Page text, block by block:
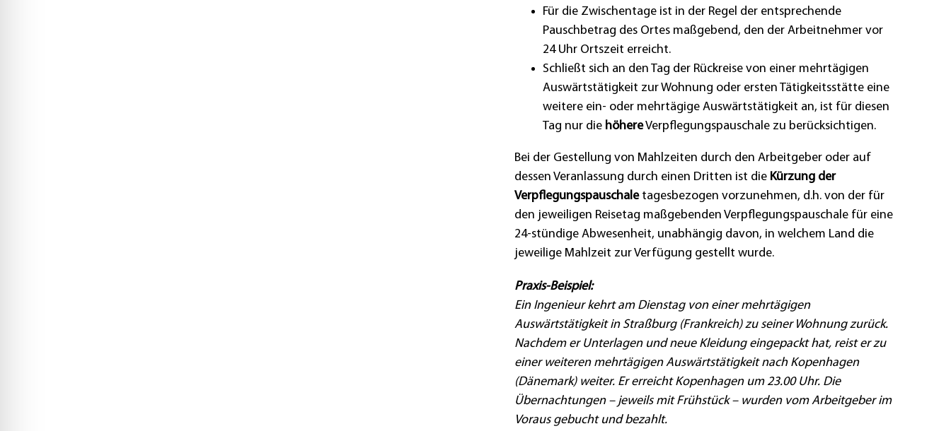
Für die Zwischentage ist in der Regel der entsprechende
Pauschbetrag des Ortes maßgebend, den der Arbeitnehmer vor
24 Uhr Ortszeit erreicht.
Schließt sich an den Tag der Rückreise von einer mehrtägigen
Auswärtstätigkeit zur Wohnung oder ersten Tätigkeitsstätte eine
weitere ein- oder mehrtägige Auswärtstätigkeit an, ist für diesen
Tag nur die höhereVerpflegungspauschale zu berücksichtigen.
Bei der Gestellung von Mahlzeiten durch den Arbeitgeber oder auf
dessen Veranlassung durch einen Dritten ist die Kürzung der
Verpflegungspauschaletagesbezogen vorzunehmen, d.h. von der für
den jeweiligen Reisetag maßgebenden Verpflegungspauschale für eine
24-stündige Abwesenheit, unabhängig davon, in welchem Land die
jeweilige Mahlzeit zur Verfügung gestellt wurde.
Praxis-Beispiel:
Ein Ingenieur kehrt am Dienstag von einer mehrtägigen
Auswärtstätigkeit in Straßburg (Frankreich) zu seiner Wohnung zurück.
Nachdem er Unterlagen und neue Kleidung eingepackt hat, reist er zu
einer weiteren mehrtägigen Auswärtstätigkeit nach Kopenhagen
(Dänemark) weiter. Er erreicht Kopenhagen um 23.00 Uhr. Die
Übernachtungen – jeweils mit Frühstück – wurden vom Arbeitgeber im
Voraus gebucht und bezahlt.